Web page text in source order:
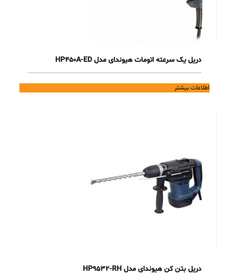
دریل یک سرعته اتومات هیوندای مدل HP450A-ED
اطلاعات بیشتر
دریل بتن کن هیوندای مدل HP9532-RH